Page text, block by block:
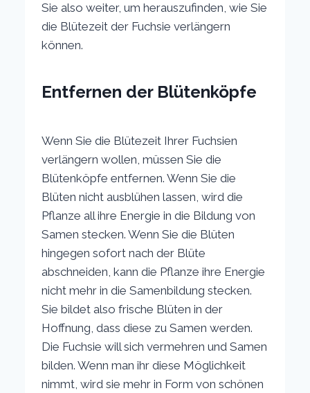
Sie also weiter, um herauszufinden, wie Sie
die Blütezeit der Fuchsie verlängern
können.
Entfernen der Blütenköpfe
Wenn Sie die Blütezeit Ihrer Fuchsien
verlängern wollen, müssen Sie die
Blütenköpfe entfernen. Wenn Sie die
Blüten nicht ausblühen lassen, wird die
Pflanze all ihre Energie in die Bildung von
Samen stecken. Wenn Sie die Blüten
hingegen sofort nach der Blüte
abschneiden, kann die Pflanze ihre Energie
nicht mehr in die Samenbildung stecken.
Sie bildet also frische Blüten in der
Hoffnung, dass diese zu Samen werden.
Die Fuchsie will sich vermehren und Samen
bilden. Wenn man ihr diese Möglichkeit
nimmt, wird sie mehr in Form von schönen